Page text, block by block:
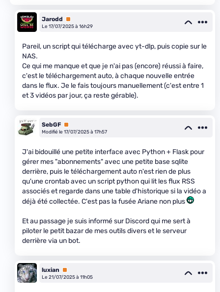
Jarodd
Premium
Le 17/07/2025 à 16h29
Pareil, un script qui télécharge avec yt-dlp, puis copie sur le
NAS.
Ce qui me manque et que je n'ai pas (encore) réussi à faire,
c'est le téléchargement auto, à chaque nouvelle entrée
dans le flux. Je le fais toujours manuellement (c'est entre 1
et 3 vidéos par jour, ça reste gérable).
SebGF Premium
Modifié le 17/07/2025 à 17h57
J'ai bidouillé une petite interface avec Python + Flask pour
gérer mes "abonnements" avec une petite base sqlite
derrière, puis le téléchargement auto n'est rien de plus
qu'une crontab avec un script python qui lit les flux RSS
associés et regarde dans une table d'historique si la vidéo a
déjà été collectée. C'est pas la fusée Ariane non plus
Et au passage je suis informé sur Discord qui me sert à
piloter le petit bazar de mes outils divers et le serveur
derrière via un bot.
luxian
Premium
Le 21/07/2025 à 11h05